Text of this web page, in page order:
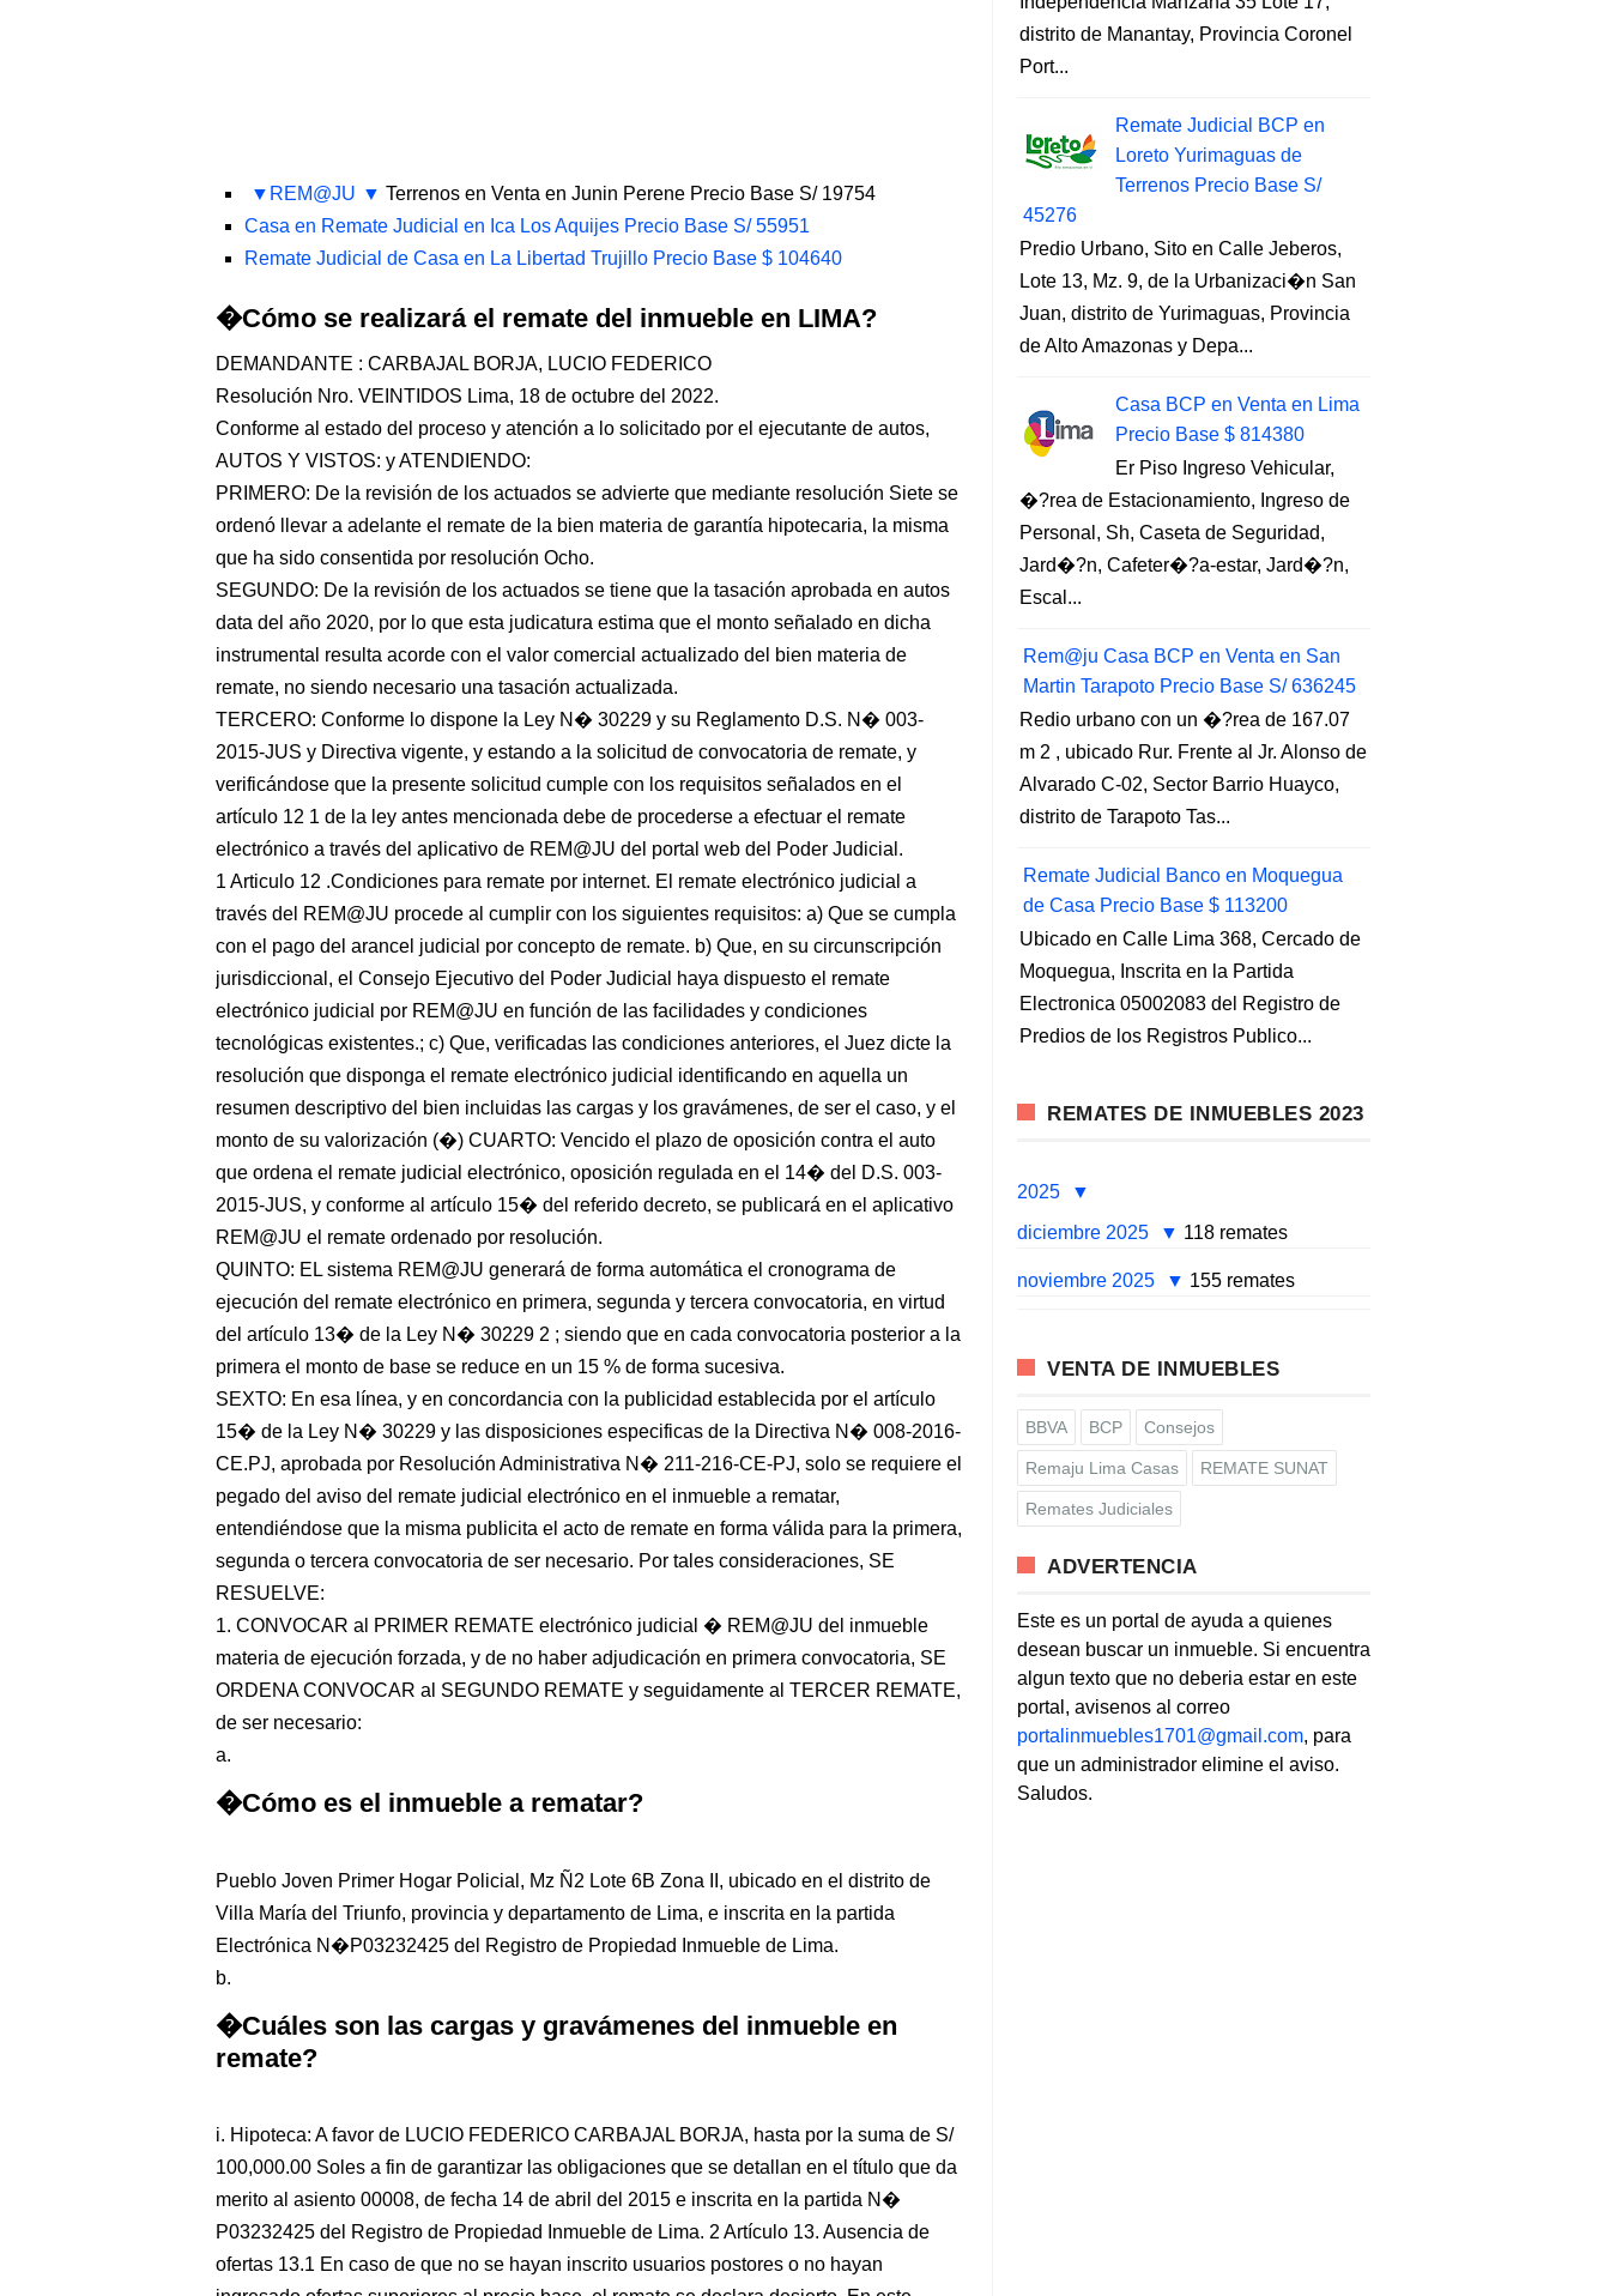
REM@JU
Terrenos en Venta en Junin Perene Precio Base S/ 19754
Casa en Remate Judicial en Ica Los Aquijes Precio Base S/ 55951
Remate Judicial de Casa en La Libertad Trujillo Precio Base $ 104640
�Cómo se realizará el remate del inmueble en LIMA?
DEMANDANTE : CARBAJAL BORJA, LUCIO FEDERICO
Resolución Nro. VEINTIDOS Lima, 18 de octubre del 2022.
Conforme al estado del proceso y atención a lo solicitado por el ejecutante de autos,
AUTOS Y VISTOS: y ATENDIENDO:
PRIMERO: De la revisión de los actuados se advierte que mediante resolución Siete se
ordenó llevar a adelante el remate de la bien materia de garantía hipotecaria, la misma
que ha sido consentida por resolución Ocho.
SEGUNDO: De la revisión de los actuados se tiene que la tasación aprobada en autos
data del año 2020, por lo que esta judicatura estima que el monto señalado en dicha
instrumental resulta acorde con el valor comercial actualizado del bien materia de
remate, no siendo necesario una tasación actualizada.
TERCERO: Conforme lo dispone la Ley N� 30229 y su Reglamento D.S. N� 003-
2015-JUS y Directiva vigente, y estando a la solicitud de convocatoria de remate, y
verificándose que la presente solicitud cumple con los requisitos señalados en el
artículo 12 1 de la ley antes mencionada debe de procederse a efectuar el remate
electrónico a través del aplicativo de REM@JU del portal web del Poder Judicial.
1 Articulo 12 .Condiciones para remate por internet. El remate electrónico judicial a
través del REM@JU procede al cumplir con los siguientes requisitos: a) Que se cumpla
con el pago del arancel judicial por concepto de remate. b) Que, en su circunscripción
jurisdiccional, el Consejo Ejecutivo del Poder Judicial haya dispuesto el remate
electrónico judicial por REM@JU en función de las facilidades y condiciones
tecnológicas existentes.; c) Que, verificadas las condiciones anteriores, el Juez dicte la
resolución que disponga el remate electrónico judicial identificando en aquella un
resumen descriptivo del bien incluidas las cargas y los gravámenes, de ser el caso, y el
monto de su valorización (�) CUARTO: Vencido el plazo de oposición contra el auto
que ordena el remate judicial electrónico, oposición regulada en el 14� del D.S. 003-
2015-JUS, y conforme al artículo 15� del referido decreto, se publicará en el aplicativo
REM@JU el remate ordenado por resolución.
QUINTO: EL sistema REM@JU generará de forma automática el cronograma de
ejecución del remate electrónico en primera, segunda y tercera convocatoria, en virtud
del artículo 13� de la Ley N� 30229 2 ; siendo que en cada convocatoria posterior a la
primera el monto de base se reduce en un 15 % de forma sucesiva.
SEXTO: En esa línea, y en concordancia con la publicidad establecida por el artículo
15� de la Ley N� 30229 y las disposiciones especificas de la Directiva N� 008-2016-
CE.PJ, aprobada por Resolución Administrativa N� 211-216-CE-PJ, solo se requiere el
pegado del aviso del remate judicial electrónico en el inmueble a rematar,
entendiéndose que la misma publicita el acto de remate en forma válida para la primera,
segunda o tercera convocatoria de ser necesario. Por tales consideraciones, SE
RESUELVE:
1. CONVOCAR al PRIMER REMATE electrónico judicial � REM@JU del inmueble
materia de ejecución forzada, y de no haber adjudicación en primera convocatoria, SE
ORDENA CONVOCAR al SEGUNDO REMATE y seguidamente al TERCER REMATE,
de ser necesario:
a.
�Cómo es el inmueble a rematar?
Pueblo Joven Primer Hogar Policial, Mz Ñ2 Lote 6B Zona II, ubicado en el distrito de
Villa María del Triunfo, provincia y departamento de Lima, e inscrita en la partida
Electrónica N�P03232425 del Registro de Propiedad Inmueble de Lima.
b.
�Cuáles son las cargas y gravámenes del inmueble en
remate?
i. Hipoteca: A favor de LUCIO FEDERICO CARBAJAL BORJA, hasta por la suma de S/
100,000.00 Soles a fin de garantizar las obligaciones que se detallan en el título que da
merito al asiento 00008, de fecha 14 de abril del 2015 e inscrita en la partida N�
P03232425 del Registro de Propiedad Inmueble de Lima. 2 Artículo 13. Ausencia de
ofertas 13.1 En caso de que no se hayan inscrito usuarios postores o no hayan
distrito de Manantay, Provincia Coronel
Port...
Remate Judicial BCP en
Loreto Yurimaguas de
Terrenos Precio Base S/
45276
Predio Urbano, Sito en Calle Jeberos,
Lote 13, Mz. 9, de la Urbanizaci�n San
Juan, distrito de Yurimaguas, Provincia
de Alto Amazonas y Depa...
Casa BCP en Venta en Lima
Precio Base $ 814380
Er Piso Ingreso Vehicular,
�?rea de Estacionamiento, Ingreso de
Personal, Sh, Caseta de Seguridad,
Jard�?n, Cafeter�?a-estar, Jard�?n,
Escal...
Rem@ju Casa BCP en Venta en San
Martin Tarapoto Precio Base S/ 636245
Redio urbano con un �?rea de 167.07
m 2 , ubicado Rur. Frente al Jr. Alonso de
Alvarado C-02, Sector Barrio Huayco,
distrito de Tarapoto Tas...
Remate Judicial Banco en Moquegua
de Casa Precio Base $ 113200
Ubicado en Calle Lima 368, Cercado de
Moquegua, Inscrita en la Partida
Electronica 05002083 del Registro de
Predios de los Registros Publico...
REMATES DE INMUEBLES 2023
2025
diciembre 2025
118 remates
noviembre 2025 155 remates
VENTA DE INMUEBLES
BBVA BCP Consejos
Remaju Lima Casas REMATE SUNAT
Remates Judiciales
ADVERTENCIA
Este es un portal de ayuda a quienes
desean buscar un inmueble. Si encuentra
algun texto que no deberia estar en este
portal, avisenos al correo
portalinmuebles1701@gmail.com, para
que un administrador elimine el aviso.
Saludos.